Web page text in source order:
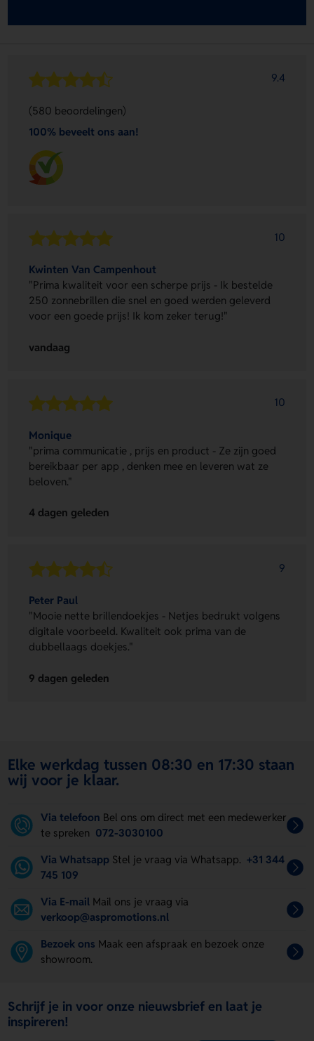
9.4
(580 beoordelingen)
100% beveelt ons aan!
10
Kwinten Van Campenhout
"Prima kwaliteit voor een scherpe prijs - Ik bestelde
250 zonnebrillen die snel en goed werden geleverd
voor een goede prijs! Ik kom zeker terug!"
vandaag
10
Monique
"prima communicatie , prijs en product - Ze zijn goed
bereikbaar per app , denken mee en leveren wat ze
beloven."
4 dagen geleden
9
Peter Paul
"Mooie nette brillendoekjes - Netjes bedrukt volgens
digitale voorbeeld. Kwaliteit ook prima van de
dubbellaags doekjes."
9 dagen geleden
Elke werkdag tussen 08:30 en 17:30 staan
wij voor je klaar.
Via telefoon Bel ons om direct met een medewerker
te spreken 072-3030100
Via Whatsapp Stel je vraag via Whatsapp. +31 344
745 109
Via E-mail Mail ons je vraag via
verkoop@aspromotions.nl
Bezoek ons Maak een afspraak en bezoek onze
showroom.
Schrijf je in voor onze nieuwsbrief en laat je
inspireren!